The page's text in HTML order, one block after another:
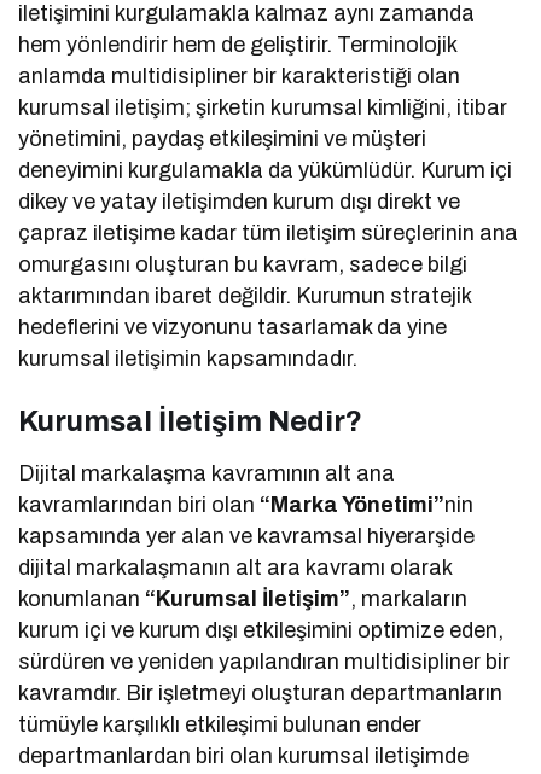
iletişimini kurgulamakla kalmaz aynı zamanda
hem yönlendirir hem de geliştirir. Terminolojik
anlamda multidisipliner bir karakteristiği olan
kurumsal iletişim; şirketin kurumsal kimliğini, itibar
yönetimini, paydaş etkileşimini ve müşteri
deneyimini kurgulamakla da yükümlüdür. Kurum içi
dikey ve yatay iletişimden kurum dışı direkt ve
çapraz iletişime kadar tüm iletişim süreçlerinin ana
omurgasını oluşturan bu kavram, sadece bilgi
aktarımından ibaret değildir. Kurumun stratejik
hedeflerini ve vizyonunu tasarlamak da yine
kurumsal iletişimin kapsamındadır.
Kurumsal İletişim Nedir?
Dijital markalaşma kavramının alt ana
kavramlarından biri olan “Marka Yönetimi”nin
kapsamında yer alan ve kavramsal hiyerarşide
dijital markalaşmanın alt ara kavramı olarak
konumlanan “Kurumsal İletişim”, markaların
kurum içi ve kurum dışı etkileşimini optimize eden,
sürdüren ve yeniden yapılandıran multidisipliner bir
kavramdır. Bir işletmeyi oluşturan departmanların
tümüyle karşılıklı etkileşimi bulunan ender
departmanlardan biri olan kurumsal iletişimde